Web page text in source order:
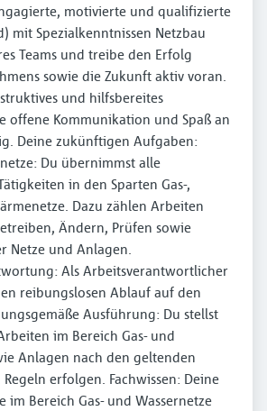
motivierte und qualifizierte
mit Spezialkenntnissen Netzbau
Teams und treibe den Erfolg
sowie die Zukunft aktiv voran.
und hilfsbereites
offene Kommunikation und Spaß an
Deine zukünftigen Aufgaben:
Du übernimmst alle
in den Sparten Gas-,
Dazu zählen Arbeiten
Ändern, Prüfen sowie
Netze und Anlagen.
Als Arbeitsverantwortlicher
reibungslosen Ablauf auf den
Ausführung: Du stellst
im Bereich Gas- und
Anlagen nach den geltenden
erfolgen. Fachwissen: Deine
im Bereich Gas- und Wassernetze